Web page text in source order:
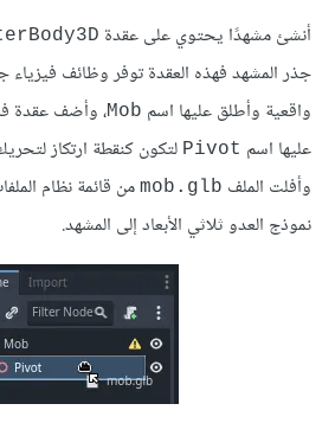
أنشئ مشهدًا يحتوي على عقدة
جذر المشهد فهذه العقدة توفر وظائف فيزياء
واقعية وأطلق عليها اسم Mob، وأضف عقدة
عليها اسم Pivot لتكون كنقطة ارتكاز
وأفلت الملف mob.glb من قائمة نظام
نموذج العدو ثلاثي الأبعاد إلى المشهد.